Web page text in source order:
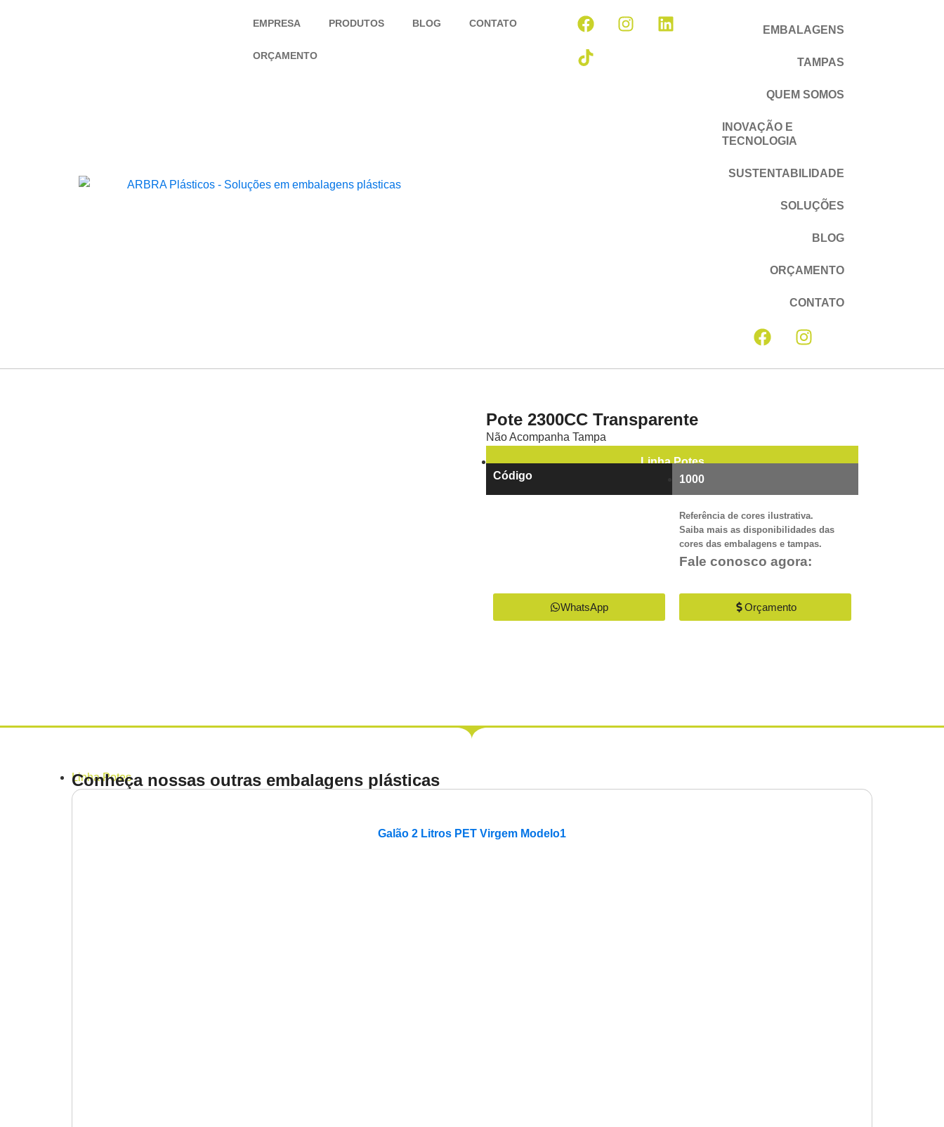
EMPRESA PRODUTOS BLOG CONTATO
ORÇAMENTO
EMBALAGENS
TAMPAS
QUEM SOMOS
INOVAÇÃO E
TECNOLOGIA
SUSTENTABILIDADE
SOLUÇÕES
BLOG
ORÇAMENTO
CONTATO
Pote 2300CC Transparente
Não Acompanha Tampa
Linha Potes
Código
1000
Referência de cores ilustrativa.
Saiba mais as disponibilidades das
cores das embalagens e tampas.
Fale conosco agora:
WhatsApp Orçamento
LinhaPotes
Conheça nossas outras embalagens plásticas
Galão 2 Litros PET Virgem Modelo1